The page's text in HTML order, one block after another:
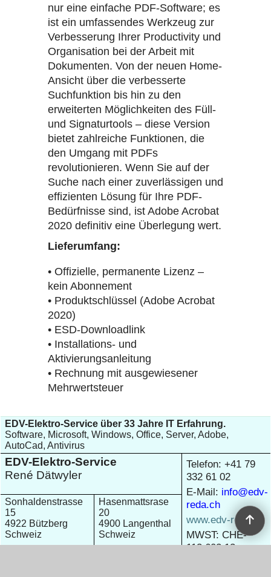
nur eine einfache PDF-Software; es
ist ein umfassendes Werkzeug zur
Verbesserung Ihrer Productivity und
Organisation bei der Arbeit mit
Dokumenten. Von der neuen Home-
Ansicht über die verbesserte
Suchfunktion bis hin zu den
erweiterten Möglichkeiten des Füll-
und Signaturtools – diese Version
bietet zahlreiche Funktionen, die
den Umgang mit PDFs
revolutionieren. Wenn Sie auf der
Suche nach einer zuverlässigen und
effizienten Lösung für Ihre PDF-
Bedürfnisse sind, ist Adobe Acrobat
2020 definitiv eine Überlegung wert.
Lieferumfang:
• Offizielle, permanente Lizenz –
kein Abonnement
• Produktschlüssel (Adobe Acrobat
2020)
• ESD-Downloadlink
• Installations- und
Aktivierungsanleitung
• Rechnung mit ausgewiesener
Mehrwertsteuer
EDV-Elektro-Service über 33 Jahre IT Erfahrung.
Software, Microsoft, Windows, Office, Server, Adobe,
AutoCad, Antivirus
EDV-Elektro-Service
René Dätwyler
Telefon: +41 79
332 61 02
E-Mail: info@edv-
reda.ch
www.edv-reda.ch
MWST: CHE-
113.602.13
Sonhaldenstrasse
15
4922 Bützberg
Schweiz
Hasenmattsrase
20
4900 Langenthal
Schweiz